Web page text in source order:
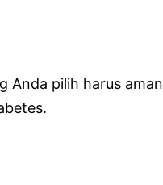
Anda pilih harus